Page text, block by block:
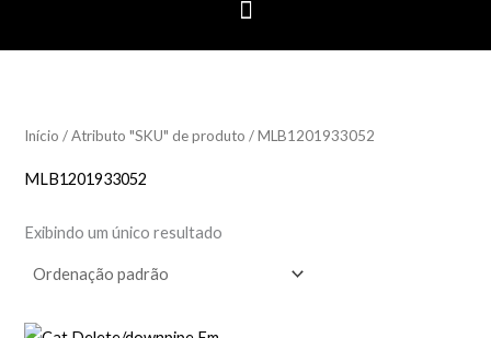
Início / Atributo "SKU" de produto / MLB1201933052
MLB1201933052
Exibindo um único resultado